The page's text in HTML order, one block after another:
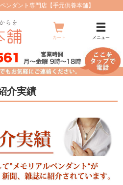
ンダント専門店【手元供養本舗】
カート メニュー
介実績